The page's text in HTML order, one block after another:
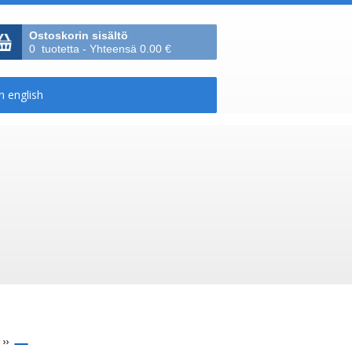
Ostoskorin sisältö
0 tuotetta - Yhteensä 0.00 €